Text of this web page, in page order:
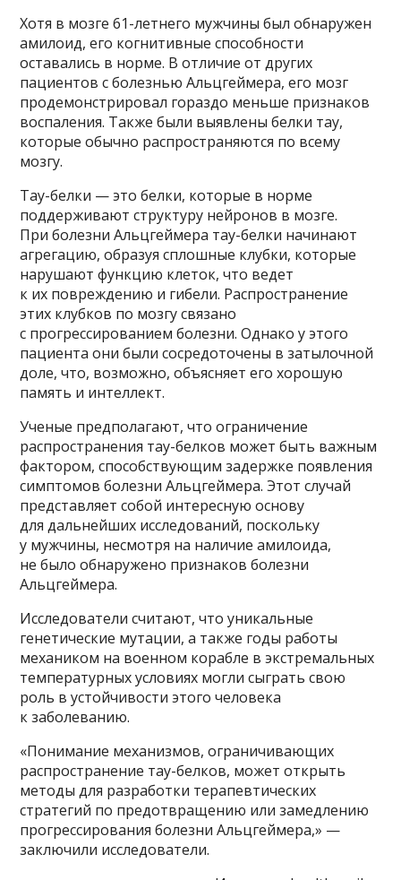
Хотя в мозге 61-летнего мужчины был обнаружен
амилоид, его когнитивные способности
оставались в норме. В отличие от других
пациентов с болезнью Альцгеймера, его мозг
продемонстрировал гораздо меньше признаков
воспаления. Также были выявлены белки тау,
которые обычно распространяются по всему
мозгу.
Тау-белки — это белки, которые в норме
поддерживают структуру нейронов в мозге.
При болезни Альцгеймера тау-белки начинают
агрегацию, образуя сплошные клубки, которые
нарушают функцию клеток, что ведет
к их повреждению и гибели. Распространение
этих клубков по мозгу связано
с прогрессированием болезни. Однако у этого
пациента они были сосредоточены в затылочной
доле, что, возможно, объясняет его хорошую
память и интеллект.
Ученые предполагают, что ограничение
распространения тау-белков может быть важным
фактором, способствующим задержке появления
симптомов болезни Альцгеймера. Этот случай
представляет собой интересную основу
для дальнейших исследований, поскольку
у мужчины, несмотря на наличие амилоида,
не было обнаружено признаков болезни
Альцгеймера.
Исследователи считают, что уникальные
генетические мутации, а также годы работы
механиком на военном корабле в экстремальных
температурных условиях могли сыграть свою
роль в устойчивости этого человека
к заболеванию.
«Понимание механизмов, ограничивающих
распространение тау-белков, может открыть
методы для разработки терапевтических
стратегий по предотвращению или замедлению
прогрессирования болезни Альцгеймера,» —
заключили исследователи.